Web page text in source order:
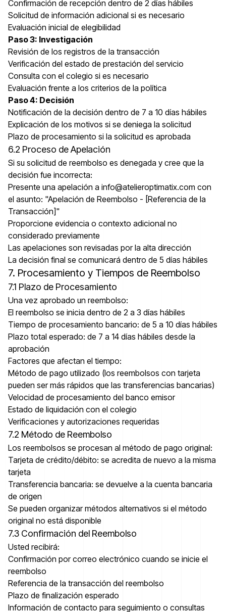
Confirmación de recepción dentro de 2 días hábiles
Solicitud de información adicional si es necesario
Evaluación inicial de elegibilidad
Paso 3: Investigación
Revisión de los registros de la transacción
Verificación del estado de prestación del servicio
Consulta con el colegio si es necesario
Evaluación frente a los criterios de la política
Paso 4: Decisión
Notificación de la decisión dentro de 7 a 10 días hábiles
Explicación de los motivos si se deniega la solicitud
Plazo de procesamiento si la solicitud es aprobada
6.2 Proceso de Apelación
Si su solicitud de reembolso es denegada y cree que la
decisión fue incorrecta:
Presente una apelación a info@atelieroptimatix.com con
el asunto: "Apelación de Reembolso - [Referencia de la
Transacción]"
Proporcione evidencia o contexto adicional no
considerado previamente
Las apelaciones son revisadas por la alta dirección
La decisión final se comunicará dentro de 5 días hábiles
7. Procesamiento y Tiempos de Reembolso
7.1 Plazo de Procesamiento
Una vez aprobado un reembolso:
El reembolso se inicia dentro de 2 a 3 días hábiles
Tiempo de procesamiento bancario: de 5 a 10 días hábiles
Plazo total esperado: de 7 a 14 días hábiles desde la
aprobación
Factores que afectan el tiempo:
Método de pago utilizado (los reembolsos con tarjeta
pueden ser más rápidos que las transferencias bancarias)
Velocidad de procesamiento del banco emisor
Estado de liquidación con el colegio
Verificaciones y autorizaciones requeridas
7.2 Método de Reembolso
Los reembolsos se procesan al método de pago original:
Tarjeta de crédito/débito: se acredita de nuevo a la misma
tarjeta
Transferencia bancaria: se devuelve a la cuenta bancaria
de origen
Se pueden organizar métodos alternativos si el método
original no está disponible
7.3 Confirmación del Reembolso
Usted recibirá:
Confirmación por correo electrónico cuando se inicie el
reembolso
Referencia de la transacción del reembolso
Plazo de finalización esperado
Información de contacto para seguimiento o consultas